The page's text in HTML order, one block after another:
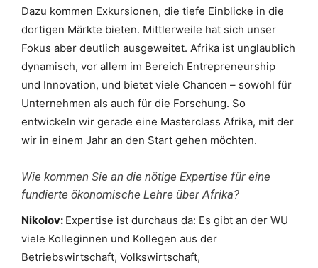
Dazu kommen Exkursionen, die tiefe Einblicke in die
dortigen Märkte bieten. Mittlerweile hat sich unser
Fokus aber deutlich ausgeweitet. Afrika ist unglaublich
dynamisch, vor allem im Bereich Entrepreneurship
und Innovation, und bietet viele Chancen – sowohl für
Unternehmen als auch für die Forschung. So
entwickeln wir gerade eine Masterclass Afrika, mit der
wir in einem Jahr an den Start gehen möchten.
Wie kommen Sie an die nötige Expertise für eine
fundierte ökonomische Lehre über Afrika?
Nikolov: Expertise ist durchaus da: Es gibt an der WU
viele Kolleginnen und Kollegen aus der
Betriebswirtschaft, Volkswirtschaft,